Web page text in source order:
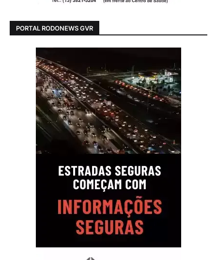
PORTAL RODONEWS GVR